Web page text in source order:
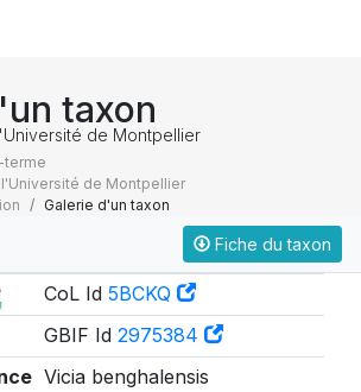
taxon
de Montpellier
terme
de Montpellier
Galerie d'un taxon
Fiche du taxon
CoL Id 5BCKQ
GBIF Id 2975384
Vicia benghalensis